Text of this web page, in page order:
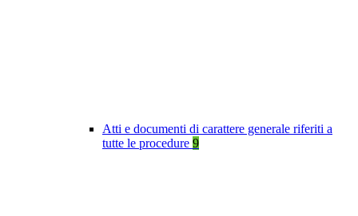
Atti e documenti di carattere generale riferiti a
tutte le procedure 9